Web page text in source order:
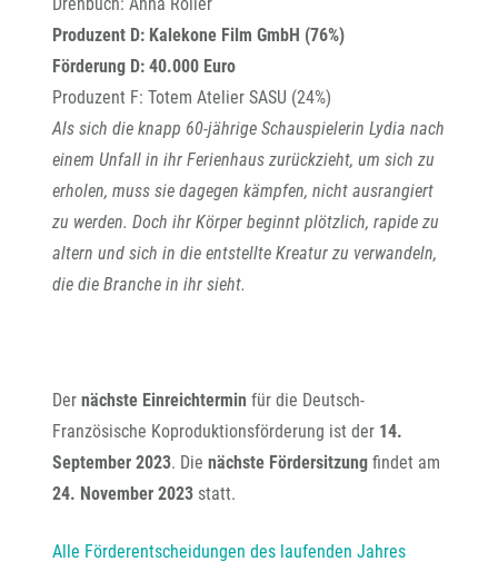
Produzent D: Kalekone Film GmbH (76%)
Förderung D: 40.000 Euro
Produzent F: Totem Atelier SASU (24%)
Als sich die knapp 60-jährige Schauspielerin Lydia nach
einem Unfall in ihr Ferienhaus zurückzieht, um sich zu
erholen, muss sie dagegen kämpfen, nicht ausrangiert
zu werden. Doch ihr Körper beginnt plötzlich, rapide zu
altern und sich in die entstellte Kreatur zu verwandeln,
die die Branche in ihr sieht.
Der nächste Einreichtermin für die Deutsch-
Französische Koproduktionsförderung ist der 14.
September 2023. Die nächste Fördersitzung findet am
24. November 2023 statt.
Alle Förderentscheidungen des laufenden Jahres